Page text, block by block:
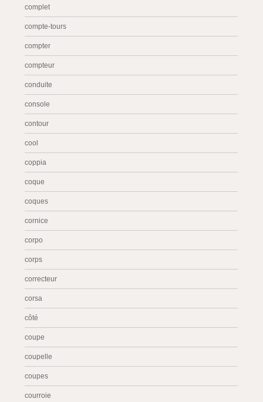
complet
compte-tours
compter
compteur
conduite
console
contour
cool
coppia
coque
coques
cornice
corpo
corps
correcteur
corsa
côté
coupe
coupelle
coupes
courroie